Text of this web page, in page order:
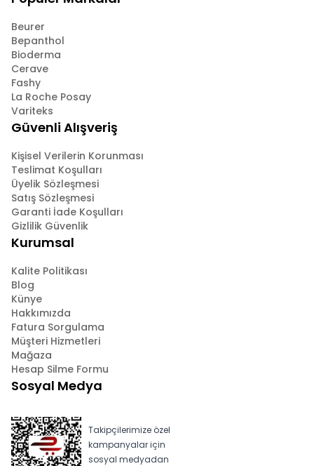
Beurer
Bepanthol
Bioderma
Cerave
Fashy
La Roche Posay
Variteks
Güvenli Alışveriş
Kişisel Verilerin Korunması
Teslimat Koşulları
Üyelik Sözleşmesi
Satış Sözleşmesi
Garanti İade Koşulları
Gizlilik Güvenlik
Kurumsal
Kalite Politikası
Blog
Künye
Hakkımızda
Fatura Sorgulama
Müşteri Hizmetleri
Mağaza
Hesap Silme Formu
Sosyal Medya
Takipçilerimize özel
kampanyalar için
sosyal medyadan